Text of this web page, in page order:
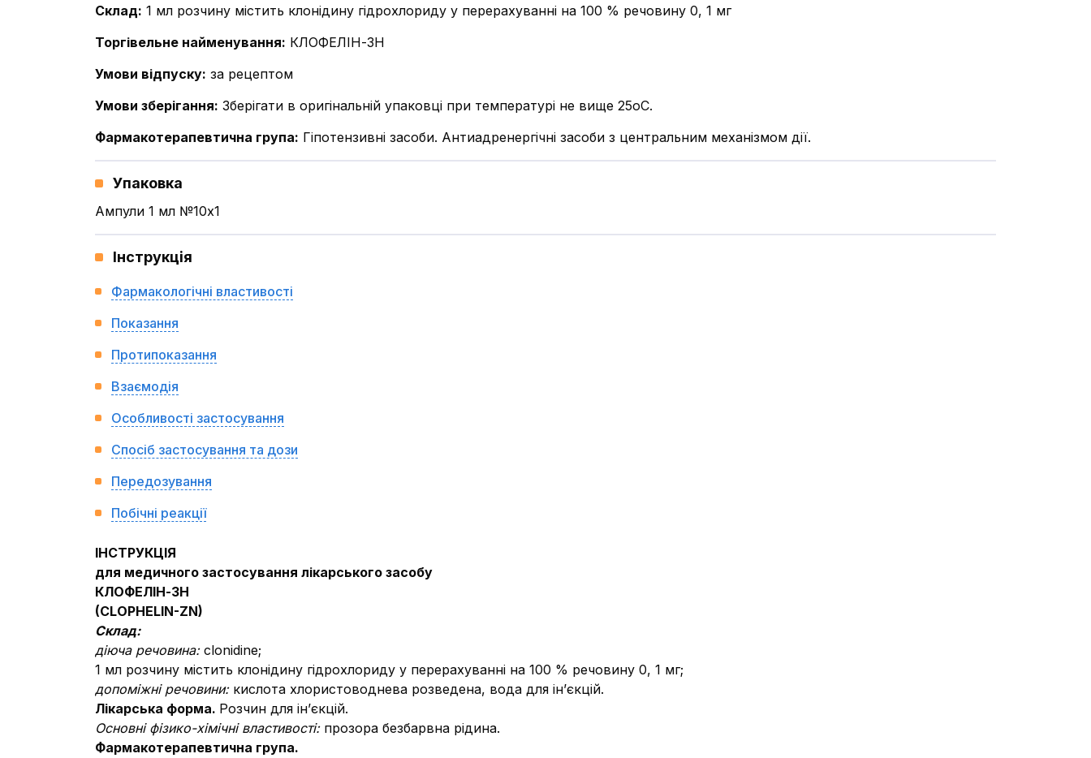
Склад: 1 мл розчину містить клонідину гідрохлориду у перерахуванні на 100 % речовину 0, 1 мг
Торгівельне найменування: КЛОФЕЛІН-ЗН
Умови відпуску: за рецептом
Умови зберігання: Зберігати в оригінальній упаковці при температурі не вище 25оС.
Фармакотерапевтична група: Гіпотензивні засоби. Антиадренергічні засоби з центральним механізмом дії.
Упаковка
Ампули 1 мл №10x1
Інструкція
Фармакологічні властивості
Показання
Протипоказання
Взаємодія
Особливості застосування
Спосіб застосування та дози
Передозування
Побічні реакції
ІНСТРУКЦІЯ
для медичного застосування лікарського засобу
КЛОФЕЛІН-ЗН
(CLOРНELIN-ZN)
Склад:
діюча речовина: clonidine;
1 мл розчину містить клонідину гідрохлориду у перерахуванні на 100 % речовину 0, 1 мг;
допоміжні речовини: кислота хлористоводнева розведена, вода для ін’єкцій.
Лікарська форма. Розчин для ін’єкцій.
Основні фізико-хімічні властивості: прозора безбарвна рідина.
Фармакотерапевтична група.